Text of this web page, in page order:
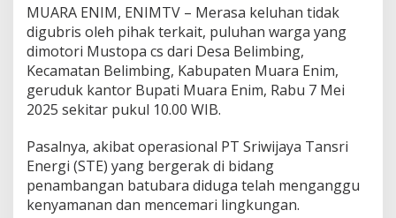
k
L
i
m
b
a
h
a
t
B
a
MUARA ENIM, ENIMTV – Merasa keluhan tidak
digubris oleh pihak terkait, puluhan warga yang
dimotori Mustopa cs dari Desa Belimbing,
Kecamatan Belimbing, Kabupaten Muara Enim,
geruduk kantor Bupati Muara Enim, Rabu 7 Mei
2025 sekitar pukul 10.00 WIB.
Pasalnya, akibat operasional PT Sriwijaya Tansri
Energi (STE) yang bergerak di bidang
penambangan batubara diduga telah menganggu
kenyamanan dan mencemari lingkungan.